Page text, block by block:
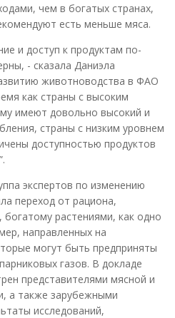
чем в богатых странах,
есть меньше мяса.
и доступ к продуктам по-
- сказала Даниэла
животноводства в ФАО
как страны с высоким
имеют довольно высокий и
страны с низким уровнем
доступностью продуктов
экспертов по изменению
переход от рациона,
растениями, как одно
направленных на
могут быть предприняты
газов. В докладе
представителями мясной и
а также зарубежными
исследований,